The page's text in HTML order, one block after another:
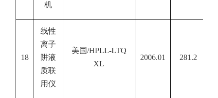
机
18
线性
离子
阱液
质联
用仪
美国/HPLL-LTQ
XL
2006.01 281.2